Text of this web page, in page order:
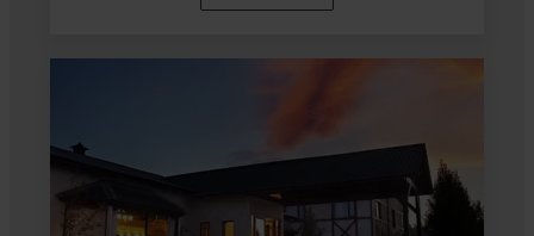
og hoved efter en god dag proppet med